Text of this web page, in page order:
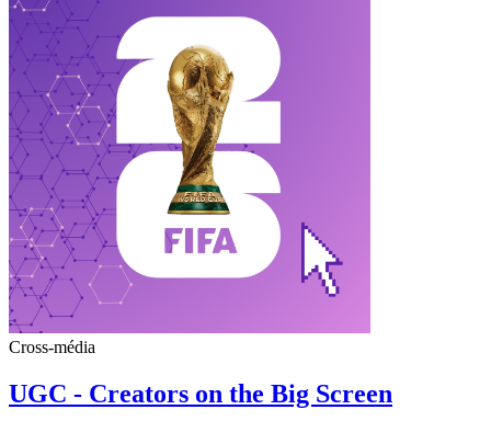
Cross-média
UGC - Creators on the Big Screen